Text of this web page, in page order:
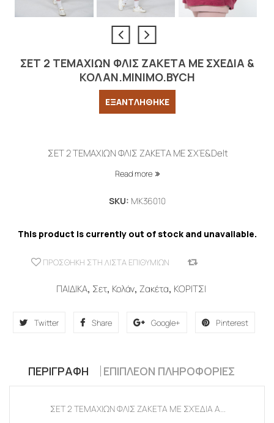
ΣΕΤ 2 ΤΕΜΑΧΙΩΝ ΦΛΙΣ ΖΑΚΕΤΑ ΜΕ ΣΧΈΔΙΑ &
ΚΟΛΑΝ.MINIMO.BYCH
ΕΞΑΝΤΛΗΘΗΚΕ
ΣΕΤ 2 ΤΕΜΑΧΙΩΝ ΦΛΙΣ ΖΑΚΕΤΑ ΜΕ ΣΧΈ&Delt
Read more
SKU: MK36010
This product is currently out of stock and unavailable.
ΠΡΟΣΘΉΚΗ ΣΤΗ ΛΊΣΤΑ ΕΠΙΘΥΜΙΏΝ
ΠΑΙΔΙΚΑ, Σετ, Κολάν, Ζακέτα, ΚΟΡΙΤΣΙ
Twitter Share Google+ Pinterest
ΠΕΡΙΓΡΑΦΉ ΕΠΙΠΛΈΟΝ ΠΛΗΡΟΦΟΡΊΕΣ
ΣΕΤ 2 ΤΕΜΑΧΙΩΝ ΦΛΙΣ ΖΑΚΕΤΑ ΜΕ ΣΧΈΔΙΑ Α...